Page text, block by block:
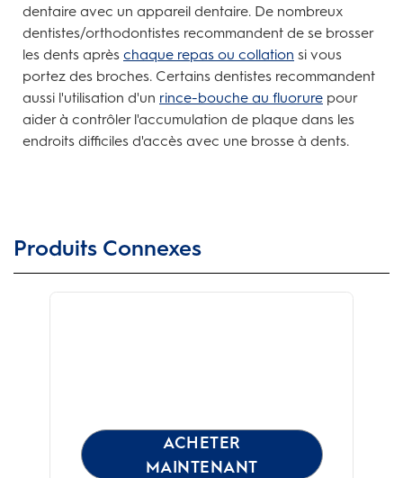
dentaire avec un appareil dentaire. De nombreux
dentistes/orthodontistes recommandent de se brosser
les dents après chaque repas ou collation si vous
portez des broches. Certains dentistes recommandent
aussi l'utilisation d'un rince-bouche au fluorure pour
aider à contrôler l'accumulation de plaque dans les
endroits difficiles d'accès avec une brosse à dents.
Produits Connexes
ACHETER
MAINTENANT